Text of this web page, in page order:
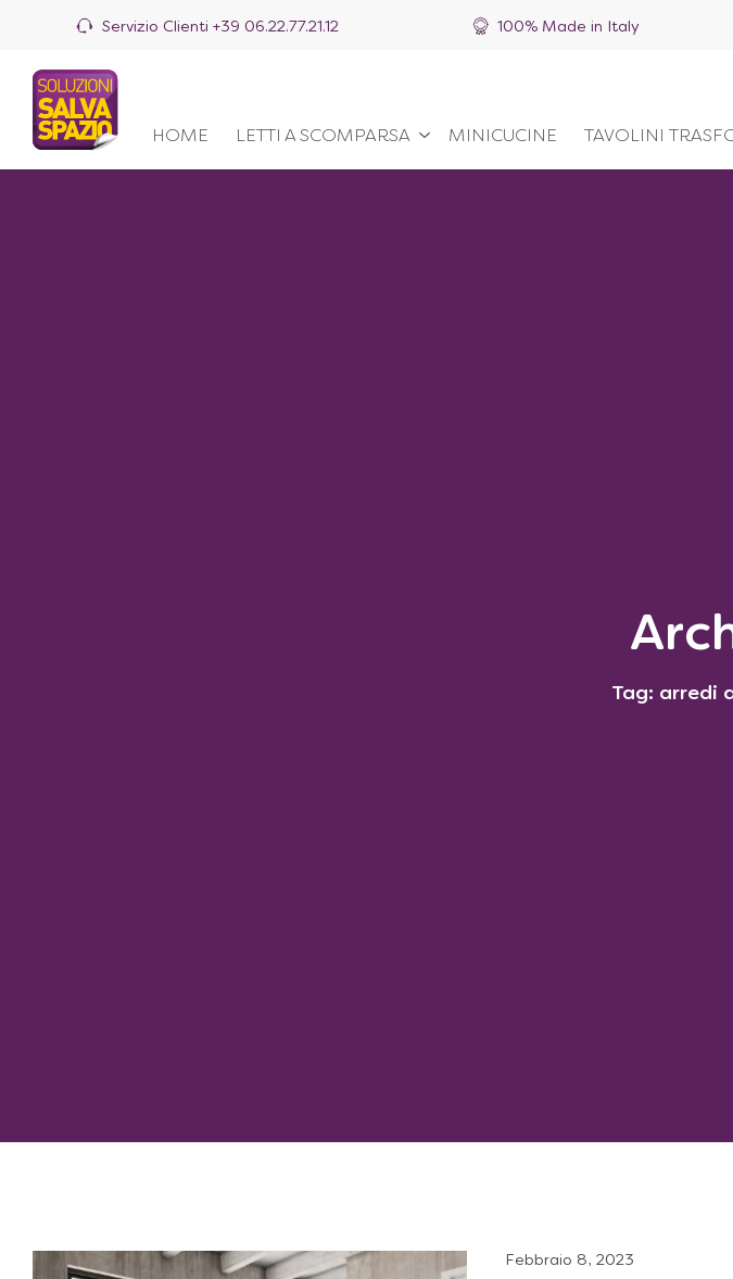
Servizio Clienti +39 06.22.77.21.12 100% Made in Italy
HOME LETTI A SCOMPARSA MINICUCINE TAVOLINI
Tag: arredi
Febbraio 8, 2023